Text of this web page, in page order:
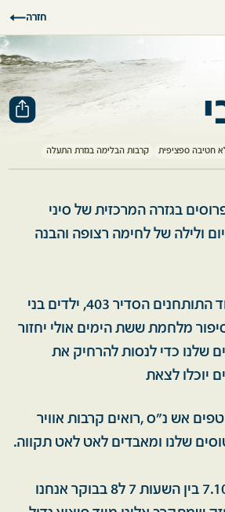
חזרה
קרבות הבלימה בגזרת התעלה
היינו פרוסים בגזרה המרכזית של סיני
ולילה של לחימה רצופה והבנה
הייתי בסוללה א' בגדוד התותחנים הסדיר 403, ילדים בני
מלחמת ששת הימים אולי יחזור
שלנו כדי לנסות להרחיק את
יוכלו לצאת
אש נ"ס ,רואים קרבות אוויר
שלנו ומאבדים לאט לאט תקווה.
כאמור ביום ראשון ה7.10 בין השעות 7 ל8 בבוקר אנחנו